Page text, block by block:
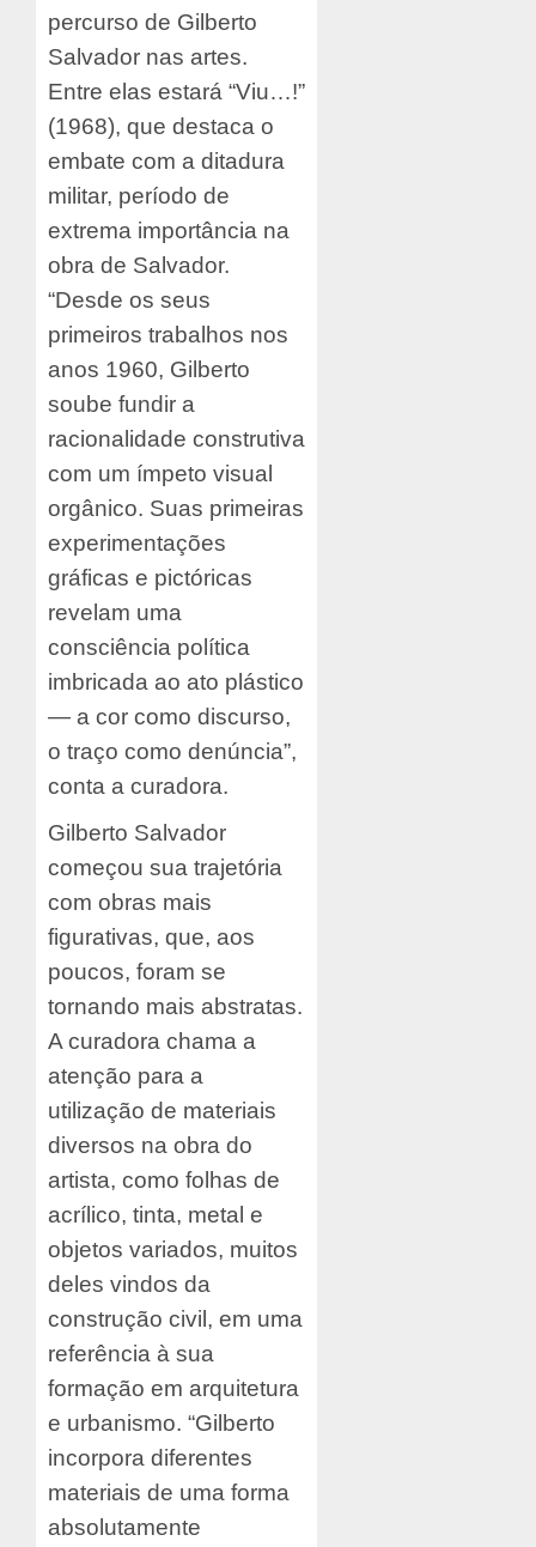
percurso de Gilberto
Salvador nas artes.
Entre elas estará “Viu…!”
(1968), que destaca o
embate com a ditadura
militar, período de
extrema importância na
obra de Salvador.
“Desde os seus
primeiros trabalhos nos
anos 1960, Gilberto
soube fundir a
racionalidade construtiva
com um ímpeto visual
orgânico. Suas primeiras
experimentações
gráficas e pictóricas
revelam uma
consciência política
imbricada ao ato plástico
— a cor como discurso,
o traço como denúncia”,
conta a curadora.
Gilberto Salvador
começou sua trajetória
com obras mais
figurativas, que, aos
poucos, foram se
tornando mais abstratas.
A curadora chama a
atenção para a
utilização de materiais
diversos na obra do
artista, como folhas de
acrílico, tinta, metal e
objetos variados, muitos
deles vindos da
construção civil, em uma
referência à sua
formação em arquitetura
e urbanismo. “Gilberto
incorpora diferentes
materiais de uma forma
absolutamente